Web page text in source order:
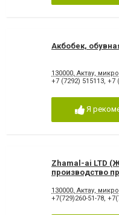
Акбобек,
130000, Актау,
+7 (7292) 515113, +7
Я
Zhamal-ai LTD
производство
130000, Актау,
+7(729)260-51-78,